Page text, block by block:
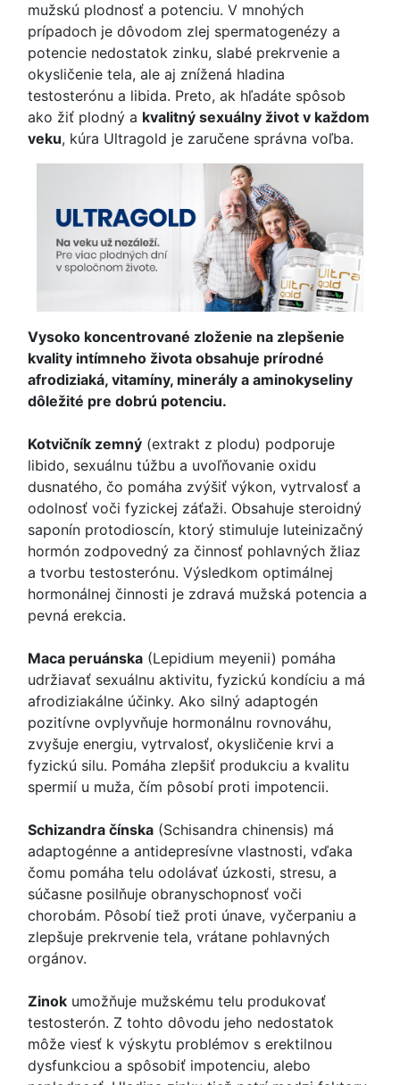
mužskú plodnosť a potenciu. V mnohých
prípadoch je dôvodom zlej spermatogenézy a
potencie nedostatok zinku, slabé prekrvenie a
okysličenie tela, ale aj znížená hladina
testosterónu a libida. Preto, ak hľadáte spôsob
ako žiť plodný a kvalitný sexuálny život v každom
veku, kúra Ultragold je zaručene správna voľba.
Vysoko koncentrované zloženie na zlepšenie
kvality intímneho života obsahuje prírodné
afrodiziaká, vitamíny, minerály a aminokyseliny
dôležité pre dobrú potenciu.
Kotvičník zemný (extrakt z plodu) podporuje
libido, sexuálnu túžbu a uvoľňovanie oxidu
dusnatého, čo pomáha zvýšiť výkon, vytrvalosť a
odolnosť voči fyzickej záťaži. Obsahuje steroidný
saponín protodioscín, ktorý stimuluje luteinizačný
hormón zodpovedný za činnosť pohlavných žliaz
a tvorbu testosterónu. Výsledkom optimálnej
hormonálnej činnosti je zdravá mužská potencia a
pevná erekcia.
Maca peruánska (Lepidium meyenii) pomáha
udržiavať sexuálnu aktivitu, fyzickú kondíciu a má
afrodiziakálne účinky. Ako silný adaptogén
pozitívne ovplyvňuje hormonálnu rovnováhu,
zvyšuje energiu, vytrvalosť, okysličenie krvi a
fyzickú silu. Pomáha zlepšiť produkciu a kvalitu
spermií u muža, čím pôsobí proti impotencii.
Schizandra čínska (Schisandra chinensis) má
adaptogénne a antidepresívne vlastnosti, vďaka
čomu pomáha telu odolávať úzkosti, stresu, a
súčasne posilňuje obranyschopnosť voči
chorobám. Pôsobí tiež proti únave, vyčerpaniu a
zlepšuje prekrvenie tela, vrátane pohlavných
orgánov.
Zinok umožňuje mužskému telu produkovať
testosterón. Z tohto dôvodu jeho nedostatok
môže viesť k výskytu problémov s erektilnou
dysfunkciou a spôsobiť impotenciu, alebo